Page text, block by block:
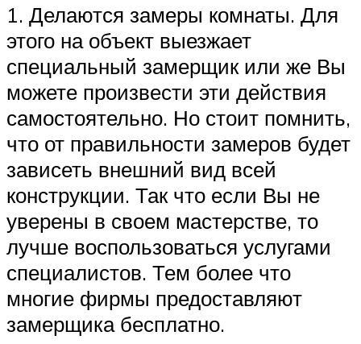
1. Делаются замеры комнаты. Для
этого на объект выезжает
специальный замерщик или же Вы
можете произвести эти действия
самостоятельно. Но стоит помнить,
что от правильности замеров будет
зависеть внешний вид всей
конструкции. Так что если Вы не
уверены в своем мастерстве, то
лучше воспользоваться услугами
специалистов. Тем более что
многие фирмы предоставляют
замерщика бесплатно.